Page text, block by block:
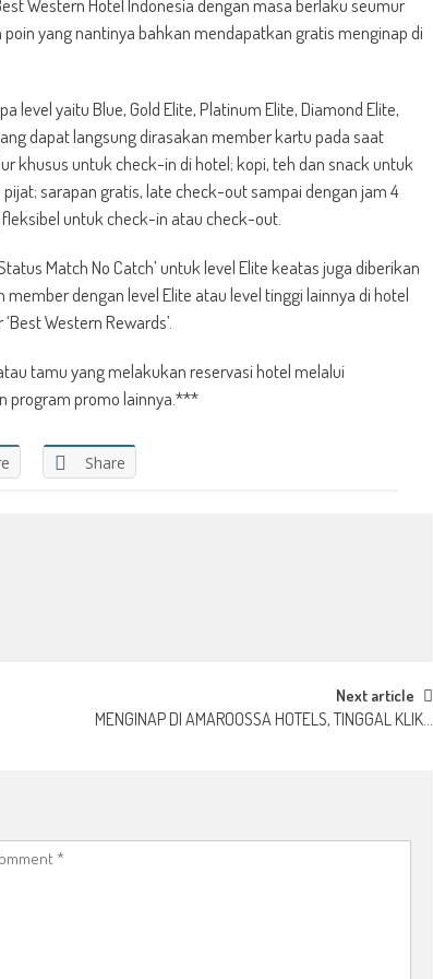
Western Hotel Indonesia dengan masa berlaku seumur
yang nantinya bahkan mendapatkan gratis menginap di
level yaitu Blue, Gold Elite, Platinum Elite, Diamond Elite,
dapat langsung dirasakan member kartu pada saat
khusus untuk check-in di hotel; kopi, teh dan snack untuk
sarapan gratis, late check-out sampai dengan jam 4
untuk check-in atau check-out.
Match No Catch’ untuk level Elite keatas juga diberikan
dengan level Elite atau level tinggi lainnya di hotel
Western Rewards’.
tamu yang melakukan reservasi hotel melalui
program promo lainnya.***
Share
Next article
MENGINAP DI AMAROOSSA HOTELS, TINGGAL KLIK…